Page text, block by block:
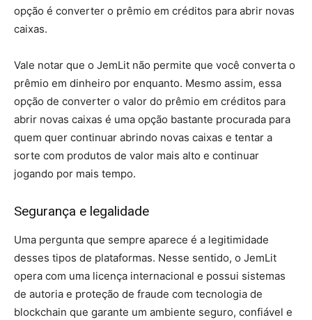
opção é converter o prêmio em créditos para abrir novas
caixas.
Vale notar que o JemLit não permite que você converta o
prêmio em dinheiro por enquanto. Mesmo assim, essa
opção de converter o valor do prêmio em créditos para
abrir novas caixas é uma opção bastante procurada para
quem quer continuar abrindo novas caixas e tentar a
sorte com produtos de valor mais alto e continuar
jogando por mais tempo.
Segurança e legalidade
Uma pergunta que sempre aparece é a legitimidade
desses tipos de plataformas. Nesse sentido, o JemLit
opera com uma licença internacional e possui sistemas
de autoria e proteção de fraude com tecnologia de
blockchain que garante um ambiente seguro, confiável e